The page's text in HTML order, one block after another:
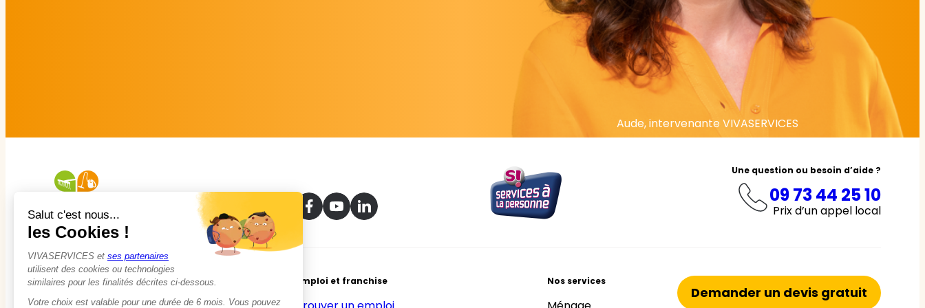
Aude, intervenante VIVASERVICES
Une question ou besoin d’aide ?
09 73 44 25 10
Prix d’un appel local
À propos Emploi et franchise Nos services
Demander un devis gratuit